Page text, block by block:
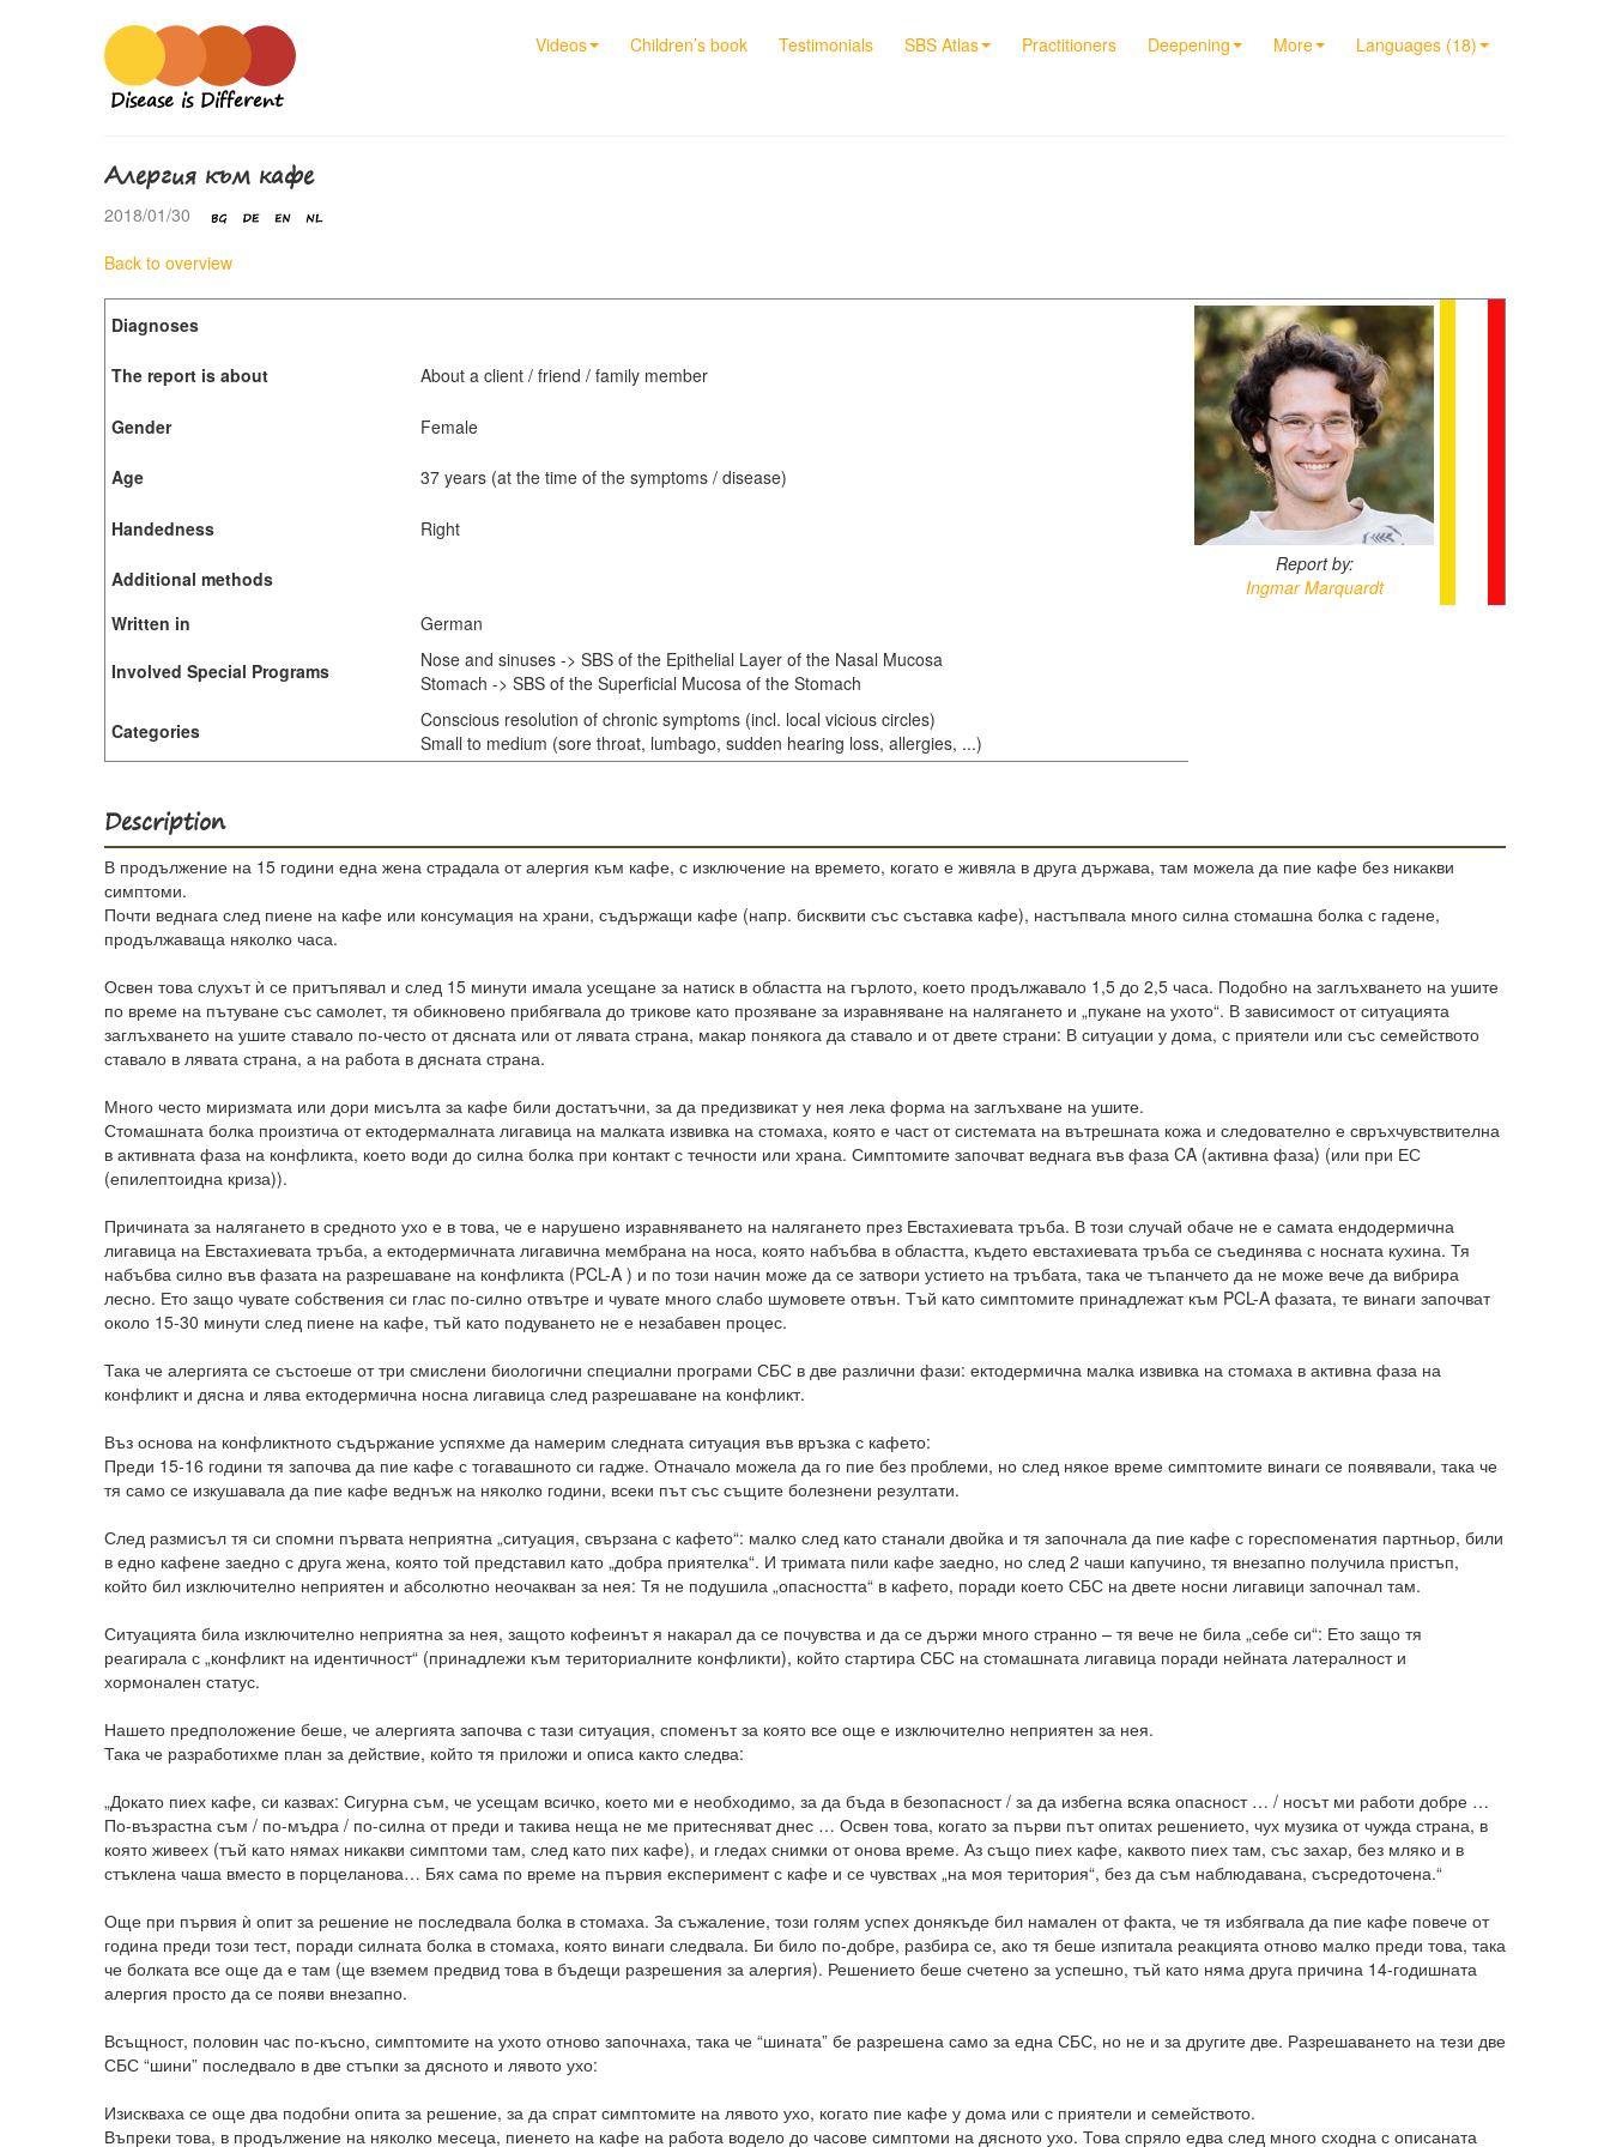
Videos Children’s book Testimonials SBS Atlas Practitioners Deepening More Languages (18)
Disease is Different
Алергия към кафе
2018/01/30
Back to overview
Diagnoses
Report by:
Ingmar Marquardt
The report is about About a client / friend / family member
Gender Female
Age 37 years (at the time of the symptoms / disease)
Handedness Right
Additional methods
Written in
German
Involved Special Programs
Nose and sinuses -> SBS of the Epithelial Layer of the Nasal Mucosa
Stomach -> SBS of the Superficial Mucosa of the Stomach
Categories
Conscious resolution of chronic symptoms (incl. local vicious circles)
Small to medium (sore throat, lumbago, sudden hearing loss, allergies, ...)
Description
В продължение на 15 години една жена страдала от алергия към кафе, с изключение на времето, когато е живяла в друга държава, там можела да пие кафе без никакви
симптоми.
Почти веднага след пиене на кафе или консумация на храни, съдържащи кафе (напр. бисквити със съставка кафе), настъпвала много силна стомашна болка с гадене,
продължаваща няколко часа.
Освен това слухът ѝ се притъпявал и след 15 минути имала усещане за натиск в областта на гърлото, което продължавало 1,5 до 2,5 часа. Подобно на заглъхването на ушите
по време на пътуване със самолет, тя обикновено прибягвала до трикове като прозяване за изравняване на налягането и „пукане на ухото“. В зависимост от ситуацията
заглъхването на ушите ставало по-често от дясната или от лявата страна, макар понякога да ставало и от двете страни: В ситуации у дома, с приятели или със семейството
ставало в лявата страна, а на работа в дясната страна.
Много често миризмата или дори мисълта за кафе били достатъчни, за да предизвикат у нея лека форма на заглъхване на ушите.
Стомашната болка произтича от ектодермалната лигавица на малката извивка на стомаха, която е част от системата на вътрешната кожа и следователно е свръхчувствителна
в активната фаза на конфликта, което води до силна болка при контакт с течности или храна. Симптомите започват веднага във фаза CA (активна фаза) (или при ЕС
(епилептоидна криза)).
Причината за налягането в средното ухо е в това, че е нарушено изравняването на налягането през Евстахиевата тръба. В този случай обаче не е самата ендодермична
лигавица на Евстахиевата тръба, а ектодермичната лигавична мембрана на носа, която набъбва в областта, където евстахиевата тръба се съединява с носната кухина. Тя
набъбва силно във фазата на разрешаване на конфликта (PCL-A ) и по този начин може да се затвори устието на тръбата, така че тъпанчето да не може вече да вибрира
лесно. Ето защо чувате собствения си глас по-силно отвътре и чувате много слабо шумовете отвън. Тъй като симптомите принадлежат към PCL-A фазата, те винаги започват
около 15-30 минути след пиене на кафе, тъй като подуването не е незабавен процес.
Така че алергията се състоеше от три смислени биологични специални програми СБС в две различни фази: ектодермична малка извивка на стомаха в активна фаза на
конфликт и дясна и лява ектодермична носна лигавица след разрешаване на конфликт.
Въз основа на конфликтното съдържание успяхме да намерим следната ситуация във връзка с кафето:
Преди 15-16 години тя започва да пие кафе с тогавашното си гадже. Отначало можела да го пие без проблеми, но след някое време симптомите винаги се появявали, така че
тя само се изкушавала да пие кафе веднъж на няколко години, всеки път със същите болезнени резултати.
След размисъл тя си спомни първата неприятна „ситуация, свързана с кафето“: малко след като станали двойка и тя започнала да пие кафе с гореспоменатия партньор, били
в едно кафене заедно с друга жена, която той представил като „добра приятелка“. И тримата пили кафе заедно, но след 2 чаши капучино, тя внезапно получила пристъп,
който бил изключително неприятен и абсолютно неочакван за нея: Тя не подушила „опасността“ в кафето, поради което СБС на двете носни лигавици започнал там.
Ситуацията била изключително неприятна за нея, защото кофеинът я накарал да се почувства и да се държи много странно – тя вече не била „себе си“: Ето защо тя
реагирала с „конфликт на идентичност“ (принадлежи към териториалните конфликти), който стартира СБС на стомашната лигавица поради нейната латералност и
хормонален статус.
Нашето предположение беше, че алергията започва с тази ситуация, споменът за която все още е изключително неприятен за нея.
Така че разработихме план за действие, който тя приложи и описа както следва:
„Докато пиех кафе, си казвах: Сигурна съм, че усещам всичко, което ми е необходимо, за да бъда в безопасност / за да избегна всяка опасност … / носът ми работи добре …
По-възрастна съм / по-мъдра / по-силна от преди и такива неща не ме притесняват днес … Освен това, когато за първи път опитах решението, чух музика от чужда страна, в
която живеех (тъй като нямах никакви симптоми там, след като пих кафе), и гледах снимки от онова време. Аз също пиех кафе, каквото пиех там, със захар, без мляко и в
стъклена чаша вместо в порцеланова… Бях сама по време на първия експеримент с кафе и се чувствах „на моя територия“, без да съм наблюдавана, съсредоточена.“
Още при първия ѝ опит за решение не последвала болка в стомаха. За съжаление, този голям успех донякъде бил намален от факта, че тя избягвала да пие кафе повече от
година преди този тест, поради силната болка в стомаха, която винаги следвала. Би било по-добре, разбира се, ако тя беше изпитала реакцията отново малко преди това, така
че болката все още да е там (ще вземем предвид това в бъдещи разрешения за алергия). Решението беше счетено за успешно, тъй като няма друга причина 14-годишната
алергия просто да се появи внезапно.
Всъщност, половин час по-късно, симптомите на ухото отново започнаха, така че “шината” бе разрешена само за една СБС, но не и за другите две. Разрешаването на тези две
СБС “шини” последвало в две стъпки за дясното и лявото ухо:
Изискваха се още два подобни опита за решение, за да спрат симптомите на лявото ухо, когато пие кафе у дома или с приятели и семейството.
Въпреки това, в продължение на няколко месеца, пиенето на кафе на работа водело до часове симптоми на дясното ухо. Това спряло едва след много сходна с описаната